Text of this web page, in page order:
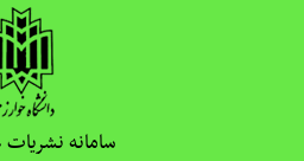
سامانه نشریات